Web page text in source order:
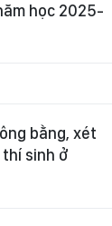
học 2025-
bằng, xét
sinh ở